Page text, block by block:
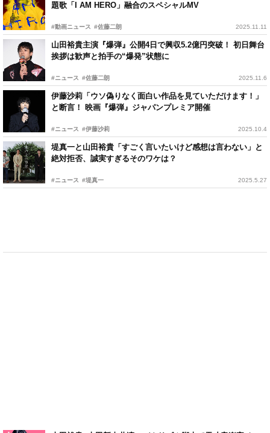
題歌「I AM HERO」融合のスペシャルMV
#動画ニュース #佐藤二朗 2025.11.11
山田裕貴主演『爆弾』公開4日で興収5.2億円突破！ 初日舞台
挨拶は歓声と拍手の“爆発”状態に
#ニュース #佐藤二朗 2025.11.6
伊藤沙莉「ウソ偽りなく面白い作品を見ていただけます！」
と断言！ 映画『爆弾』ジャパンプレミア開催
#ニュース #伊藤沙莉 2025.10.4
堤真一と山田裕貴「すごく言いたいけど感想は言わない」と
絶対拒否、誠実すぎるそのワケは？
#ニュース #堤真一 2025.5.27